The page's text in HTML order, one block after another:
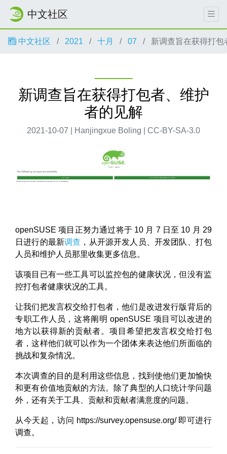
中文社区
中文社区 2021 十月 07 新调查旨在获得打
新调查旨在获得打包者、维护
者的见解
2021-10-07 | Hanjingxue Boling | CC-BY-SA-3.0
openSUSE 项目正努力通过将于 10 月 7 日至 10 月 29
日进行的最新调查 ，从开源开发人员、开发团队、打包
人员和维护人员那里收集更多信息。
该项目已有一些工具可以监控包的健康状况，但没有监
控打包者健康状况的工具。
让我们把发言权交给打包者，他们是改进发行版背后的
专职工作人员，这将阐明 openSUSE 项目可以改进的
地方以获得新的贡献者。项目希望把发言权交给打包
者，这样他们就可以作为一个团体来表达他们所面临的
挑战和复杂情况。
本次调查的目的是利用这些信息，找到使他们更加愉快
和更有价值地贡献的方法。除了典型的人口统计学问题
外，还有关于工具、贡献和贡献者满意度的问题。
从今天起，访问 https://survey.opensuse.org/ 即可进行
调查。